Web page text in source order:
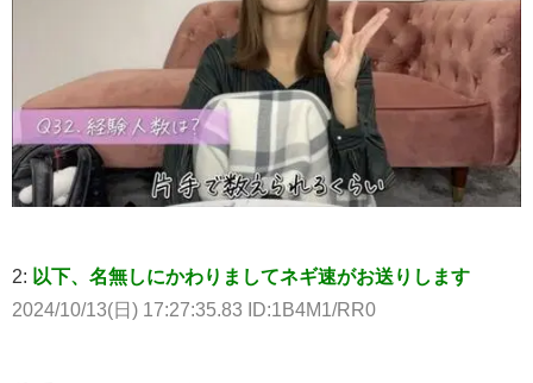
2: 以下、名無しにかわりましてネギ速がお送りします
2024/10/13(日) 17:27:35.83 ID:1B4M1/RR0